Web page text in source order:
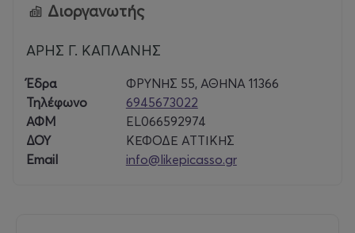
Διοργανωτής
ΑΡΗΣ Γ. ΚΑΠΛΑΝΗΣ
Έδρα
ΦΡΥΝΗΣ 55, ΑΘΗΝΑ 11366
Τηλέφωνο
6945673022
ΑΦΜ
EL066592974
ΔΟΥ
ΚΕΦΟΔΕ ΑΤΤΙΚΗΣ
Email
info@likepicasso.gr